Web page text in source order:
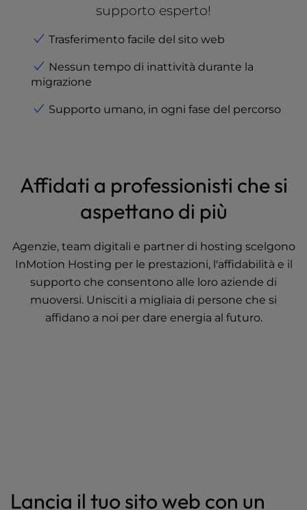
supporto esperto!
Trasferimento facile del sito web
Nessun tempo di inattività durante la
migrazione
Supporto umano, in ogni fase del percorso
Affidati a professionisti che si
aspettano di più
Agenzie, team digitali e partner di hosting scelgono
InMotion Hosting per le prestazioni, l'affidabilità e il
supporto che consentono alle loro aziende di
muoversi. Unisciti a migliaia di persone che si
affidano a noi per dare energia al futuro.
Lancia il tuo sito web con un